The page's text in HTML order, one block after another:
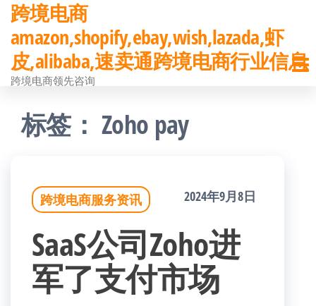
前
往
内
跨境电商
amazon,shopify,ebay,wish,lazada,虾
皮,alibaba,速卖通跨境电商行业信息
跨境电商领先咨询
标签：Zoho pay
跨境电商服务资讯 2024年9月8日
SaaS公司Zoho进
军了支付市场